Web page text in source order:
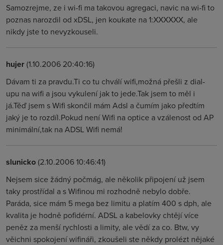
Samozrejme, ze i wi-fi ma takovou agregaci, navic na wi-fi to
poznas narozdil od xDSL, jen koukate na 1:XXXXXX, ale
nikdy jste to nevyzkouseli.
hujer(1.10.2006 20:40:16)
Dávam ti za pravdu.Ti co tu chválí wifi,možná přešli z dial-
upu na wifi a jsou vykulení jak to jede.Tak jsem to měl i
já.Těď jsem s Wifi skončil mám Adsl a čumím jako předtím
jaký je to rozdíl.Pokud není Wifi na optice a vzálenost od AP
minimální,tak na ADSL Wifi nemá!
slunicko(2.10.2006 10:46:41)
Nejsem sice žádný počmág, ale několik připojení už jsem
taky prostřídal a s Wifinou mi rozhodně nebylo dobře.
Paráda, sice mám 5 mega bez limitu a platím 400 s dph, ale
kvalita je hodně pofidérní. ADSL a kabelovky chtějí více
peněz za menší rychlosti a limity, ale vědí za co. Btw, vy
věichni spokojení wifináři, zkoušeli ste někdy prolézt nějaké